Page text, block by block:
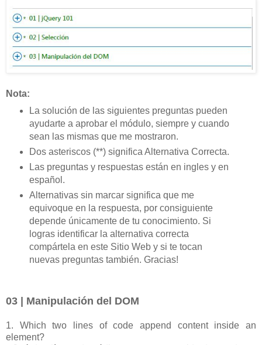
Nota:
La solución de las siguientes preguntas pueden
ayudarte a aprobar el módulo, siempre y cuando
sean las mismas que me mostraron.
Dos asteriscos (**) significa Alternativa Correcta.
Las preguntas y respuestas están en ingles y en
español.
Alternativas sin marcar significa que me
equivoque en la respuesta, por consiguiente
depende únicamente de tu conocimiento. Si
logras identificar la alternativa correcta
compártela en este Sitio Web y si te tocan
nuevas preguntas también. Gracias!
03 | Manipulación del DOM
1. Which two lines of code append content inside an
element?